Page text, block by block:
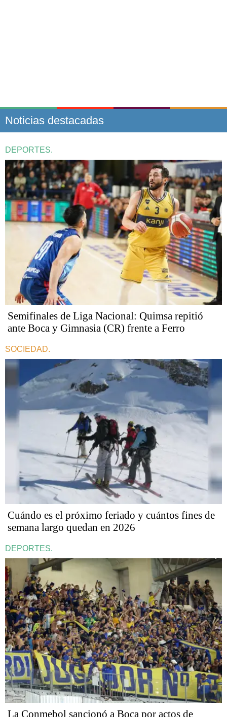
Noticias destacadas
DEPORTES.
Semifinales de Liga Nacional: Quimsa repitió
ante Boca y Gimnasia (CR) frente a Ferro
SOCIEDAD.
Cuándo es el próximo feriado y cuántos fines de
semana largo quedan en 2026
DEPORTES.
La Conmebol sancionó a Boca por actos de